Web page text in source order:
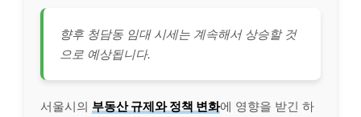
향후 청담동 임대 시세는 계속해서 상승할 것
으로 예상됩니다.
서울시의 부동산 규제와 정책 변화에 영향을 받긴 하